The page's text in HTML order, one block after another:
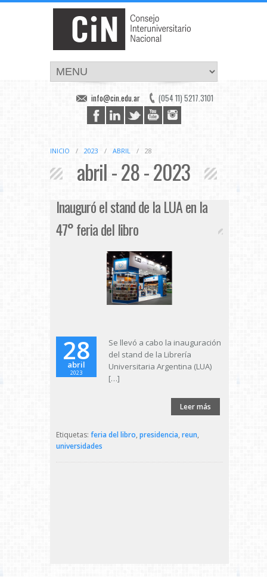
(054 11) 5217.3101
info@cin.edu.ar
INICIO / 2023 / ABRIL / 28
abril - 28 - 2023
Inauguró el stand de la LUA en la
47° feria del libro
28
abril
2023
Se llevó a cabo la inauguración
del stand de la Librería
Universitaria Argentina (LUA)
[…]
Leer más
Etiquetas: feria del libro, presidencia, reun,
universidades